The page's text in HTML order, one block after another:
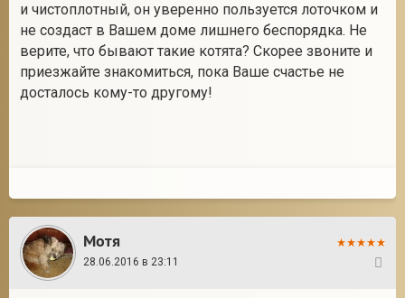
и чистоплотный, он уверенно пользуется лоточком и
не создаст в Вашем доме лишнего беспорядка. Не
верите, что бывают такие котята? Скорее звоните и
приезжайте знакомиться, пока Ваше счастье не
досталось кому-то другому!
Мотя
28.06.2016 в 23:11